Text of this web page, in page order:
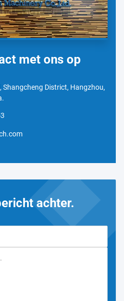
met ons op
Shangcheng District, Hangzhou,
achter.